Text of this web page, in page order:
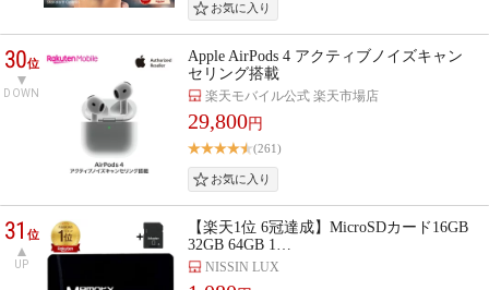
30位
DOWN
Apple AirPods 4 アクティブノイズキャン
セリング搭載
楽天モバイル公式 楽天市場店
29,800円
(261)
31位
UP
【楽天1位 6冠達成】MicroSDカード16GB
32GB 64GB 1…
NISSIN LUX